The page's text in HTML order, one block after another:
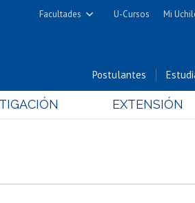
Facultades
Cs. Físicas y Matemáticas
Cs. Químicas y Farmacéuticas
U-Cursos Mi
Postulantes
EXTENSIÓN